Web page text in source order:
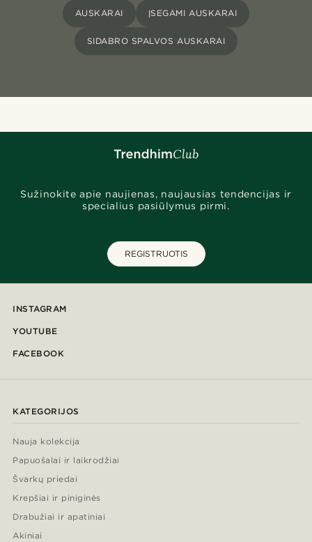
AUSKARAI ĮSEGAMI AUSKARAI
SIDABRO SPALVOS AUSKARAI
Sužinokite apie naujienas, naujausias tendencijas ir
specialius pasiūlymus pirmi.
REGISTRUOTIS
INSTAGRAM
YOUTUBE
FACEBOOK
KATEGORIJOS
Nauja kolekcija
Papuošalai ir laikrodžiai
Švarkų priedai
Krepšiai ir piniginės
Drabužiai ir apatiniai
Akiniai